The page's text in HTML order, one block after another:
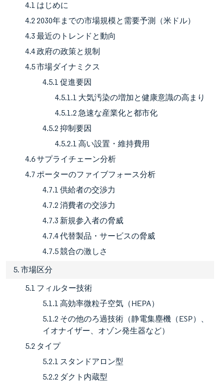
4.1 はじめに
4.2 2030年までの市場規模と需要予測（米ドル）
4.3 最近のトレンドと動向
4.4 政府の政策と規制
4.5 市場ダイナミクス
4.5.1 促進要因
4.5.1.1 大気汚染の増加と健康意識の高まり
4.5.1.2 急速な産業化と都市化
4.5.2 抑制要因
4.5.2.1 高い設置・維持費用
4.6 サプライチェーン分析
4.7 ポーターのファイブフォース分析
4.7.1 供給者の交渉力
4.7.2 消費者の交渉力
4.7.3 新規参入者の脅威
4.7.4 代替製品・サービスの脅威
4.7.5 競合の激しさ
5. 市場区分
5.1 フィルター技術
5.1.1 高効率微粒子空気（HEPA）
5.1.2 その他のろ過技術（静電集塵機（ESP）、
イオナイザー、オゾン発生器など）
5.2 タイプ
5.2.1 スタンドアロン型
5.2.2 ダクト内蔵型